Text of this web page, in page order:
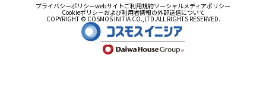
プライバシーポリシーwebサイトご利用規約ソーシャルメディアポリシー
Cookieポリシーおよび利用者情報の外部送信について
COPYRIGHT © COSMOS INITIA CO.,LTD.ALL RIGHTS RESERVED.